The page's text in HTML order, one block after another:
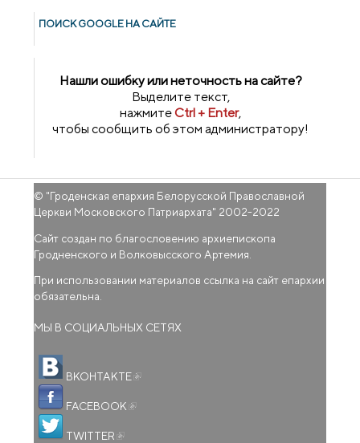
ПОИСК GOОGLE НА САЙТЕ
Нашли ошибку или неточность на сайте?
Выделите текст,
нажмитеCtrl + Enter,
чтобы сообщить об этом администратору!
© "Гроденская епархия Белорусской Православной
Церкви Московского Патриархата" 2002-2022
Сайт создан по благословению архиепископа
Гродненского и Волковысского Артемия.
При использовании материалов ссылка на сайт епархии
обязательна.
МЫ В СОЦИАЛЬНЫХ СЕТЯХ
ВКОНТАКТЕ
FACEBOOK
TWITTER